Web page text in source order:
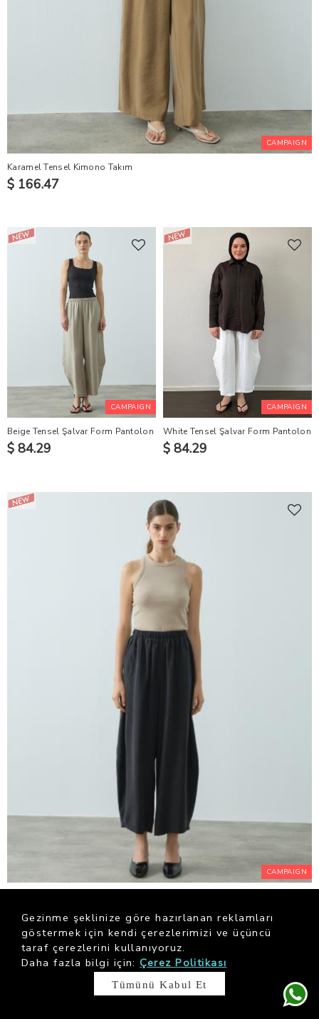
CAMPAIGN
Karamel Tensel Kimono Takım
$ 166.47
CAMPAIGN
Beige Tensel Şalvar Form Pantolon
$ 84.29
CAMPAIGN
White Tensel Şalvar Form Pantolon
$ 84.29
CAMPAIGN
$ 84.29
Gezinme şeklinize göre hazırlanan reklamları
göstermek için kendi çerezlerimizi ve üçüncü
taraf çerezlerini kullanıyoruz.
Daha fazla bilgi için: Çerez Politikası
Tümünü Kabul Et